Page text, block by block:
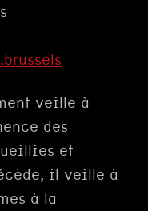
veille à
des
et
il veille à
à la